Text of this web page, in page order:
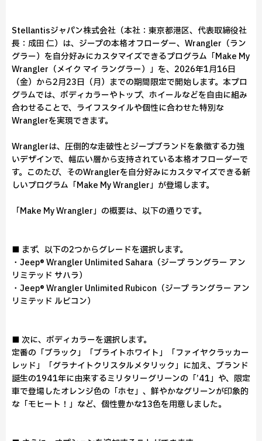
Stellantisジャパン株式会社（本社：東京都港区、代表取締役社
長：成田 仁）は、ジープの本格オフローダー、Wrangler（ラン
グラー）を自分好みにカスタマイズできるプログラム「Make My
Wrangler（メイク マイ ラングラー）」を、2026年1月16日
（金）から2月23日（月）までの期間限定で開始します。本プロ
グラムでは、ボディカラーやトップ、ホイールなどを自由に組み
合わせることで、ライフスタイルや個性に合わせた特別な
Wranglerを実現できます。
Wranglerは、圧倒的な走破性とジープブランドを象徴する力強
いデザインで、幅広い層から支持されている本格オフローダーで
す。このたび、そのWranglerを自分好みにカスタマイズできる新
しいプログラム「Make My Wrangler」が登場します。
「Make My Wrangler」の概要は、以下の通りです。
■ まず、以下の2つからグレードを選択します。
・Jeep® Wrangler Unlimited Sahara（ジープ ラングラー アン
リミテッド サハラ）
・Jeep® Wrangler Unlimited Rubicon（ジープ ラングラー アン
リミテッド ルビコン）
■ 次に、ボディカラーを選択します。
定番の「ブラック」「ブライトホワイト」「ファイヤクラッカー
レッド」「グラナイトクリスタルメタリック」に加え、ブランド
誕生の1941年に由来するミリタリーグリーンの「’41」や、限定
車で登場したオレンジ色の「ホセ」、鮮やかなグリーンが印象的
な「モヒート！」など、個性豊かな13色を用意しました。